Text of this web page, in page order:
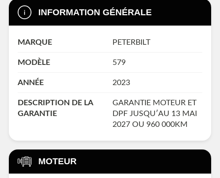
INFORMATION GÉNÉRALE
MARQUE PETERBILT
MODÈLE 579
ANNÉE 2023
DESCRIPTION DE LA
GARANTIE
GARANTIE MOTEUR ET
DPF JUSQU′AU 13 MAI
2027 OU 960 000KM
MOTEUR